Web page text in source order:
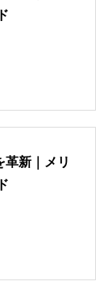
新｜メリ